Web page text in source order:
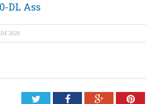
DL Ass
2020
TwitterFacebookGoogle+